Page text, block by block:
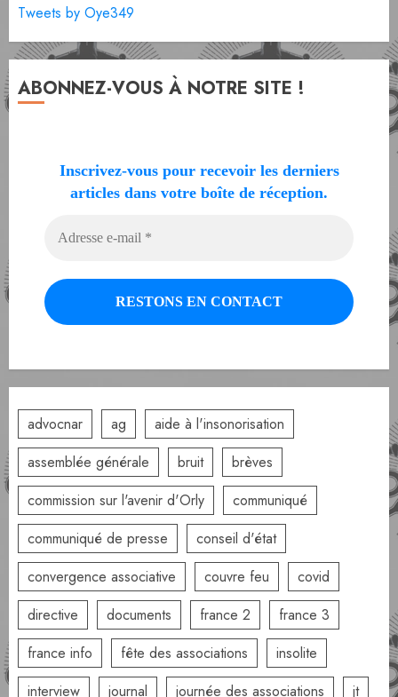
Tweets by Oye349
ABONNEZ-VOUS À NOTRE SITE !
Inscrivez-vous pour recevoir les derniers
articles dans votre boîte de réception.
advocnar ag
aide à l'insonorisation
assemblée générale
bruit
brèves
commission sur l'avenir d'Orly
communiqué
communiqué de presse
conseil d'état
convergence associative
couvre feu
covid
directive
documents france 2
france 3
france info
fête des associations
insolite
interview
journal journée des associations jt